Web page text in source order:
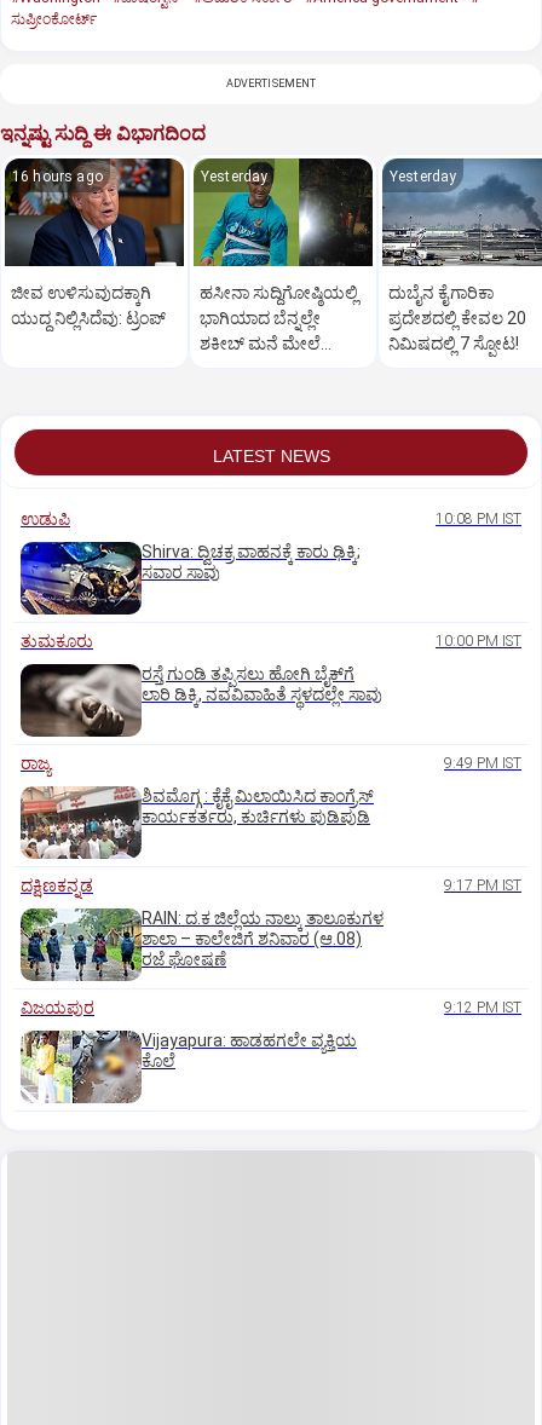
ಸುಪ್ರೀಂಕೋರ್ಟ್‌
ADVERTISEMENT
ಇನ್ನಷ್ಟು ಸುದ್ದಿ ಈ ವಿಭಾಗದಿಂದ
16 hours ago
ಜೀವ ಉಳಿಸುವುದಕ್ಕಾಗಿ
ಯುದ್ಧ ನಿಲ್ಲಿಸಿದೆವು: ಟ್ರಂಪ್‌
Yesterday
ಹಸೀನಾ ಸುದ್ದಿಗೋಷ್ಠಿಯಲ್ಲಿ
ಭಾಗಿಯಾದ ಬೆನ್ನಲ್ಲೇ
ಶಕೀಬ್ ಮನೆ ಮೇಲೆ
Yesterday
ದುಬೈನ ಕೈಗಾರಿಕಾ
ಪ್ರದೇಶದಲ್ಲಿ ಕೇವಲ 20
ನಿಮಿಷದಲ್ಲಿ 7 ಸ್ಫೋಟ!
LATEST NEWS
ಉಡುಪಿ 10:08 PM IST
Shirva: ದ್ವಿಚಕ್ರ ವಾಹನಕ್ಕೆ ಕಾರು ಢಿಕ್ಕಿ;
ಸವಾರ ಸಾವು
ತುಮಕೂರು 10:00 PM IST
ರಸ್ತೆ ಗುಂಡಿ ತಪ್ಪಿಸಲು ಹೋಗಿ ಬೈಕ್‌ಗೆ
ಲಾರಿ ಡಿಕ್ಕಿ, ನವವಿವಾಹಿತೆ ಸ್ಥಳದಲ್ಲೇ ಸಾವು
ರಾಜ್ಯ 9:49 PM IST
ಶಿವಮೊಗ್ಗ : ಕೈಕೈ ಮಿಲಾಯಿಸಿದ ಕಾಂಗ್ರೆಸ್
ಕಾರ್ಯಕರ್ತರು, ಕುರ್ಚಿಗಳು ಪುಡಿಪುಡಿ
ದಕ್ಷಿಣಕನ್ನಡ 9:17 PM IST
RAIN: ದ.ಕ ಜಿಲ್ಲೆಯ ನಾಲ್ಕು ತಾಲೂಕುಗಳ
ಶಾಲಾ – ಕಾಲೇಜಿಗೆ ಶನಿವಾರ (ಆ.08)
ರಜೆ ಘೋಷಣೆ
ವಿಜಯಪುರ 9:12 PM IST
Vijayapura: ಹಾಡಹಗಲೇ ವ್ಯಕ್ತಿಯ
ಕೊಲೆ